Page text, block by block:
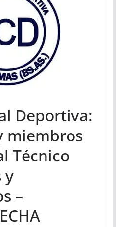
Deportiva:
miembros
Técnico
y
–